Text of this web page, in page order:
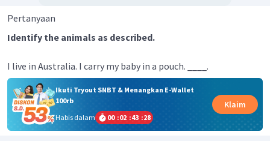
Pertanyaan
Identify the animals as described.
I live in Australia. I carry my baby in a pouch. ____.
Ikuti Tryout SNBT & Menangkan E-Wallet
100rb
Habis dalam
00 :02 :43 :27
Klaim